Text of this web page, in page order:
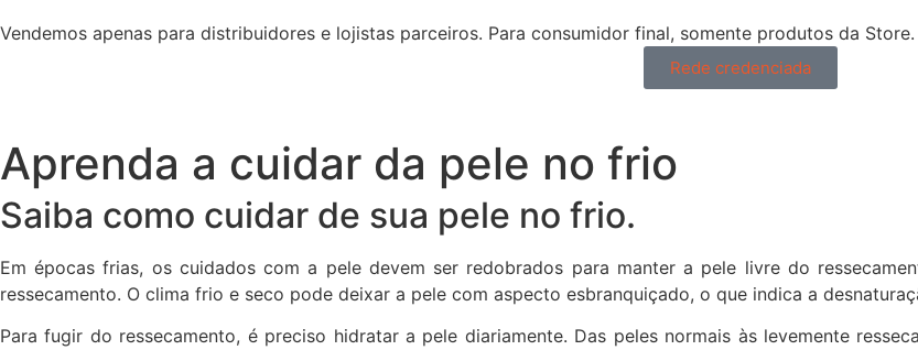
Vendemos apenas para distribuidores e lojistas parceiros. Para consumidor final, somente produtos da Store.
Rede credenciada
Aprenda a cuidar da pele no frio
Saiba como cuidar de sua pele no frio.
Em épocas frias, os cuidados com a pele devem ser redobrados para manter a pele livre do
ressecamento. O clima frio e seco pode deixar a pele com aspecto esbranquiçado, o que indica a
Para fugir do ressecamento, é preciso hidratar a pele diariamente. Das peles normais às levemente